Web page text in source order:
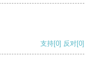
支持[0] 反对[0]